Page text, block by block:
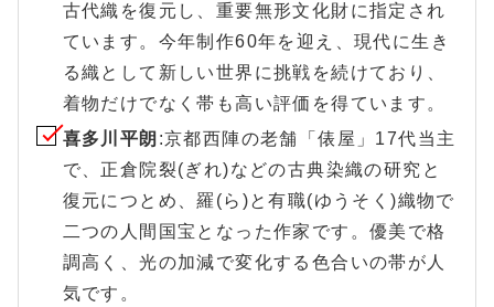
古代織を復元し、重要無形文化財に指定され
ています。今年制作60年を迎え、現代に生き
る織として新しい世界に挑戦を続けており、
着物だけでなく帯も高い評価を得ています。
喜多川平朗 :京都西陣の老舗「俵屋」17代当主
で、正倉院裂(ぎれ)などの古典染織の研究と
復元につとめ、羅(ら)と有職(ゆうそく)織物で
二つの人間国宝となった作家です。優美で格
調高く、光の加減で変化する色合いの帯が人
気です。